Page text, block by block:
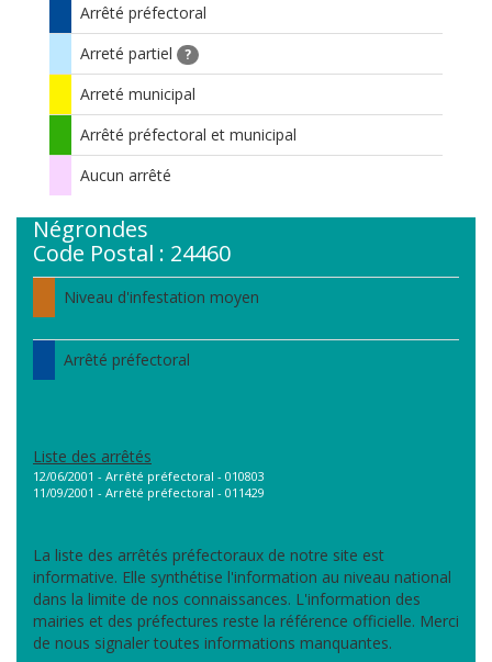
Arrêté préfectoral
Arreté partiel
?
Arreté municipal
Arrêté préfectoral et municipal
Aucun arrêté
Négrondes
Code Postal : 24460
Niveau d'infestation moyen
Arrêté préfectoral
Liste des arrêtés
12/06/2001 - Arrêté préfectoral - 010803
11/09/2001 - Arrêté préfectoral - 011429
La liste des arrêtés préfectoraux de notre site est
informative. Elle synthétise l'information au niveau national
dans la limite de nos connaissances. L'information des
mairies et des préfectures reste la référence officielle. Merci
de nous signaler toutes informations manquantes.